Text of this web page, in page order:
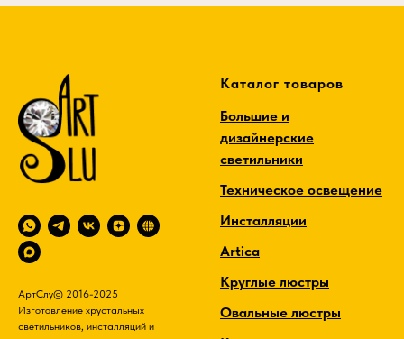
АртСлу© 2016-2025
Изготовление хрустальных
светильников, инсталляций и
Каталог товаров
Большие и
дизайнерские
светильники
Техническое освещение
Инсталляции
Artica
Круглые люстры
Овальные люстры